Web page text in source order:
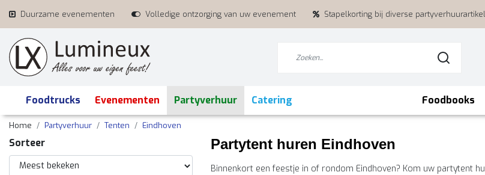
Duurzame evenementen Volledige ontzorging van uw evenement Stapelkorting bij diverse
Foodtrucks Evenementen Partyverhuur Catering Foodbooks
Home Partyverhuur Tenten Eindhoven
Sorteer Partytent huren Eindhoven
Binnenkort een feestje in of rondom Eindhoven? Kom uw partytent